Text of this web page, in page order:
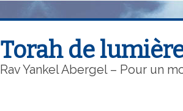
Torah de
Rav Yankel Abergel – Pour un